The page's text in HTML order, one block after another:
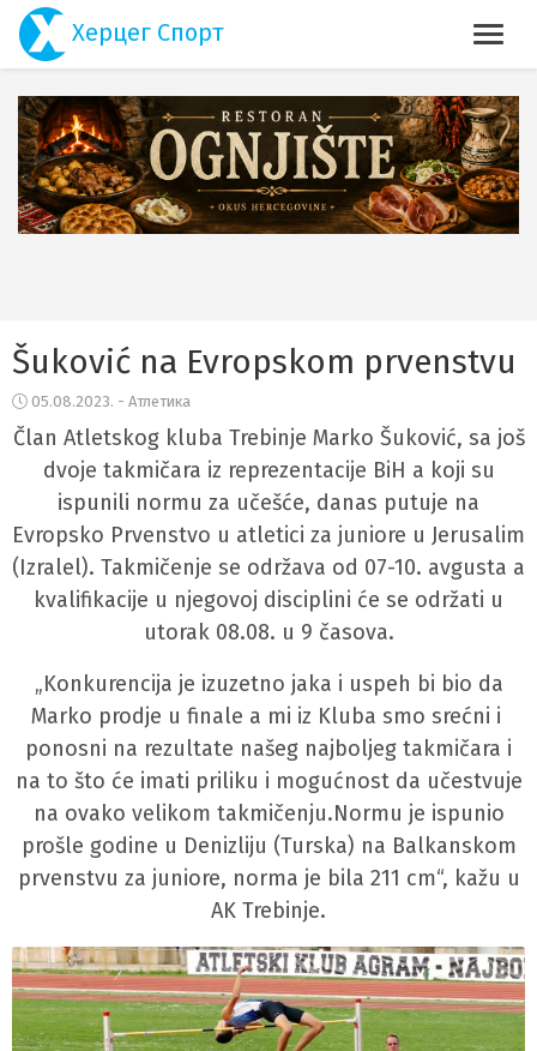
Херцег Спорт
Šuković na Evropskom prvenstvu
05.08.2023. - Атлетика
Član Atletskog kluba Trebinje Marko Šuković, sa još
dvoje takmičara iz reprezentacije BiH a koji su
ispunili normu za učešće, danas putuje na
Evropsko Prvenstvo u atletici za juniore u Jerusalim
(Izralel). Takmičenje se održava od 07-10. avgusta a
kvalifikacije u njegovoj disciplini će se održati u
utorak 08.08. u 9 časova.
„Konkurencija je izuzetno jaka i uspeh bi bio da
Marko prodje u finale a mi iz Kluba smo srećni i
ponosni na rezultate našeg najboljeg takmičara i
na to što će imati priliku i mogućnost da učestvuje
na ovako velikom takmičenju.Normu je ispunio
prošle godine u Denizliju (Turska) na Balkanskom
prvenstvu za juniore, norma je bila 211 cm“, kažu u
AK Trebinje.